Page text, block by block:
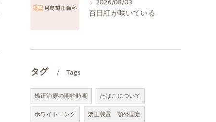
2026/08/03
百日紅が咲いている
タグ Tags
矯正治療の開始時期
たばこについて
ホワイトニング
矯正装置 顎外固定